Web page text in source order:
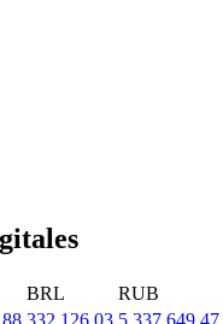
BRL RUB
332,126.03 5,337,649.47